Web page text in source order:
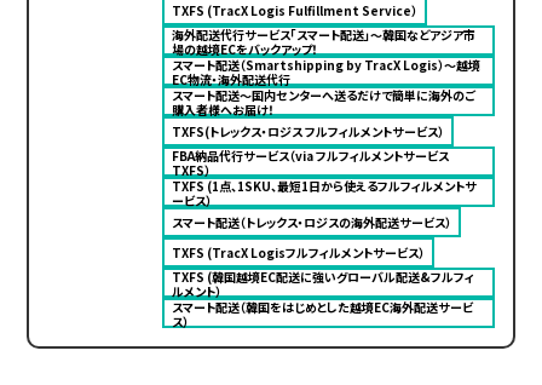
TXFS (TracX Logis Fulfillment Service）
海外配送代行サービス「スマート配送」〜韓国などアジア市
場の越境ECをバックアップ！
スマート配送（Smartshipping by TracX Logis）～越境
EC物流・海外配送代行
スマート配送～国内センターへ送るだけで簡単に海外のご
購入者様へお届け！
TXFS(トレックス・ロジス フルフィルメントサービス）
FBA納品代行サービス（via フルフィルメントサービス
TXFS）
TXFS (1点、1SKU、最短1日から使えるフルフィルメントサ
ービス）
スマート配送（トレックス・ロジスの海外配送サービス）
TXFS (TracX Logisフルフィルメントサービス）
TXFS (韓国越境EC配送に強いグローバル配送&フルフィ
ルメント）
スマート配送（韓国をはじめとした越境EC海外配送サービ
ス）